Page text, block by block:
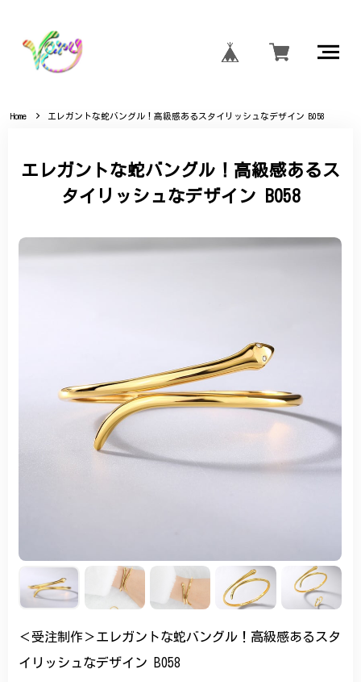
Home エレガントな蛇バングル！高級感あるスタイリッシュなデザイン B058
エレガントな蛇バングル！高級感あるス
タイリッシュなデザイン B058
＜受注制作＞エレガントな蛇バングル！高級感あるスタ
イリッシュなデザイン B058